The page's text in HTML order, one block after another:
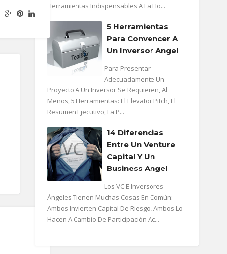
Herramientas Indispensables A La Ho...
5 Herramientas
Para Convencer A
Un Inversor Angel
Para Presentar
Adecuadamente Un
Proyecto A Un Inversor Se Requieren, Al
Menos, 5 Herramientas: El Elevator Pitch, El
Resumen Ejecutivo, La P...
14 Diferencias
Entre Un Venture
Capital Y Un
Business Angel
Los VC E Inversores
Ángeles Tienen Muchas Cosas En Común:
Ambos Invierten Capital De Riesgo, Ambos Lo
Hacen A Cambio De Participación Ac...